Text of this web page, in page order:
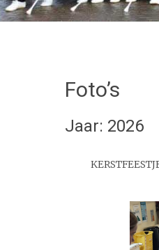
Foto’s
Jaar: 2026